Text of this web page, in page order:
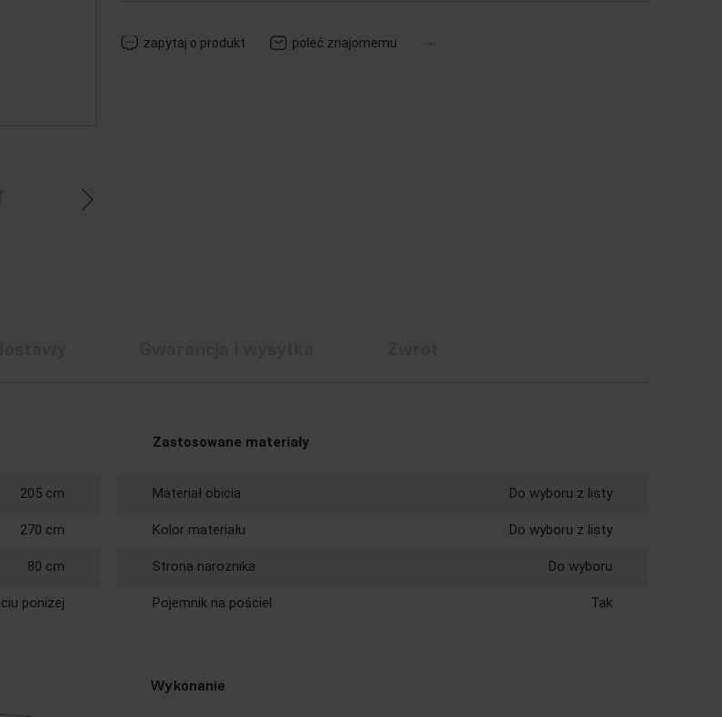
zapytaj o produkt poleć znajomemu
205 cm
270 cm
80 cm
poniżej
Zastosowane materiały
Materiał obicia Do wyboru z listy
Kolor materiału Do wyboru z listy
Strona narożnika Do wyboru
Pojemnik na pościel Tak
Wykonanie